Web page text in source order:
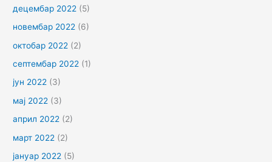
децембар 2022 (5)
новембар 2022 (6)
октобар 2022 (2)
септембар 2022 (1)
јун 2022 (3)
мај 2022 (3)
април 2022 (2)
март 2022 (2)
јануар 2022 (5)